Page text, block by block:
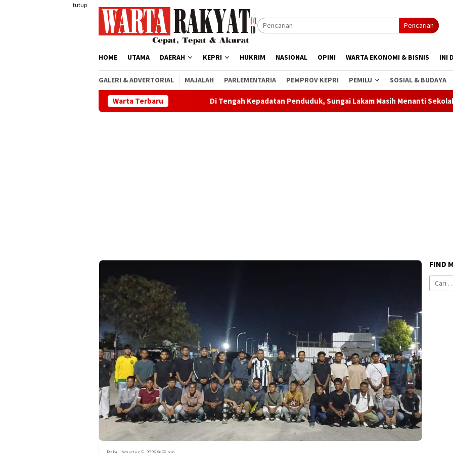
tutup
Pencarian
HOME UTAMA DAERAH KEPRI HUKRIM NASIONAL OPINI WARTA EKONOMI & BISNIS INI
GALERI & ADVERTORIAL MAJALAH PARLEMENTARIA PEMPROV KEPRI PEMILU SOSIAL & BUDAYA
Warta TerbaruDi Tengah Kepadatan Penduduk, Sungai Lakam Masih Menanti Sekolah Negeri
FIND
Cari
untuk: